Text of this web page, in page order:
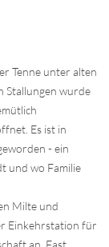
Tenne unter alten
Stallungen wurde
Es ist in
- ein
und wo Familie
Milte und
Einkehrstation für